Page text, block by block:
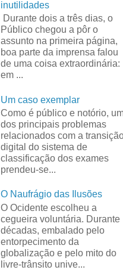
inutilidades
Durante dois a três dias, o
Público chegou a pôr o
assunto na primeira página,
boa parte da imprensa falou
de uma coisa extraordinária:
em ...
Um caso exemplar
Como é público e notório,
dos principais problemas
relacionados com a
digital do sistema de
classificação dos exames
prendeu-se...
O Naufrágio das Ilusões
O Ocidente escolheu a
cegueira voluntária. Durante
décadas, embalado pelo
entorpecimento da
globalização e pelo mito do
livre-trânsito unive...